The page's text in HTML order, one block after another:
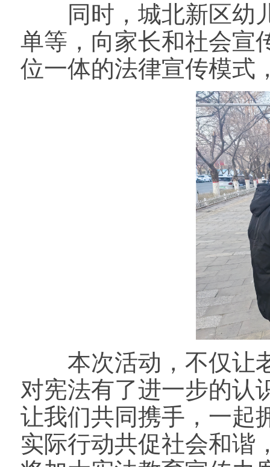
同时，城北新区幼儿
单等，向家长和社会宣
位一体的法律宣传模式
本次活动，不仅让老
对宪法有了进一步的认
让我们共同携手，一起
实际行动共促社会和谐